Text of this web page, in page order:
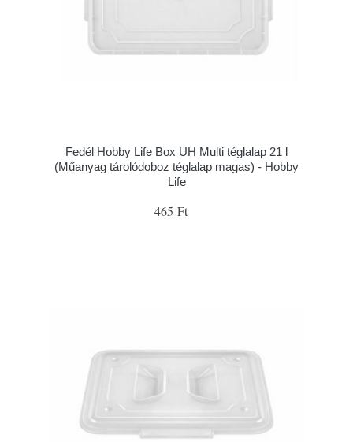
Fedél Hobby Life Box UH Multi téglalap 21 l
(Műanyag tárolódoboz téglalap magas) - Hobby
Life
465 Ft